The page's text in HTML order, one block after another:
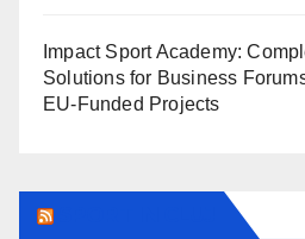
Impact Sport Academy:
Solutions for Business
EU-Funded Projects